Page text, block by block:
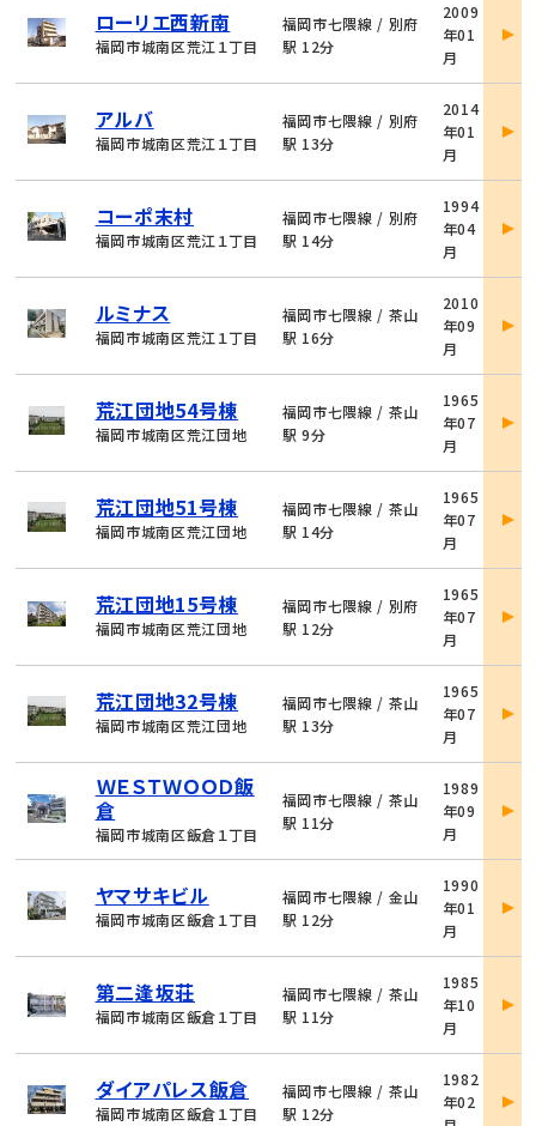
ローリエ西新南
福岡市城南区荒江１丁目
福岡市七隈線 / 別府
駅 12分
2009
年01
月
詳
アルバ
福岡市城南区荒江１丁目
福岡市七隈線 / 別府
駅 13分
2014
年01
月
詳
コーポ末村
福岡市城南区荒江１丁目
福岡市七隈線 / 別府
駅 14分
1994
年04
月
詳
ルミナス
福岡市城南区荒江１丁目
福岡市七隈線 / 茶山
駅 16分
2010
年09
月
詳
荒江団地54号棟
福岡市城南区荒江団地
福岡市七隈線 / 茶山
駅 9分
1965
年07
月
詳
荒江団地51号棟
福岡市城南区荒江団地
福岡市七隈線 / 茶山
駅 14分
1965
年07
月
詳
荒江団地15号棟
福岡市城南区荒江団地
福岡市七隈線 / 別府
駅 12分
1965
年07
月
詳
荒江団地32号棟
福岡市城南区荒江団地
福岡市七隈線 / 茶山
駅 13分
1965
年07
月
詳
ＷＥＳＴＷＯＯＤ飯
倉
福岡市城南区飯倉１丁目
福岡市七隈線 / 茶山
駅 11分
1989
年09
月
詳
ヤマサキビル
福岡市城南区飯倉１丁目
福岡市七隈線 / 金山
駅 12分
1990
年01
月
詳
第二逢坂荘
福岡市城南区飯倉１丁目
福岡市七隈線 / 茶山
駅 11分
1985
年10
月
詳
ダイアパレス飯倉
福岡市城南区飯倉１丁目
福岡市七隈線 / 茶山
駅 12分
1982
年02
詳